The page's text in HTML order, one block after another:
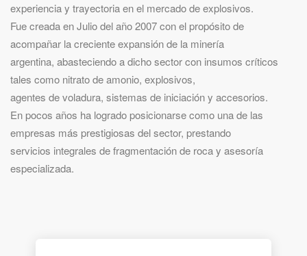
experiencia y trayectoria en el mercado de explosivos.
Fue creada en Julio del año 2007 con el propósito de
acompañar la creciente expansión de la minería
argentina, abasteciendo a dicho sector con insumos críticos
tales como nitrato de amonio, explosivos,
agentes de voladura, sistemas de iniciación y accesorios.
En pocos años ha logrado posicionarse como una de las
empresas más prestigiosas del sector, prestando
servicios integrales de fragmentación de roca y asesoría
especializada.